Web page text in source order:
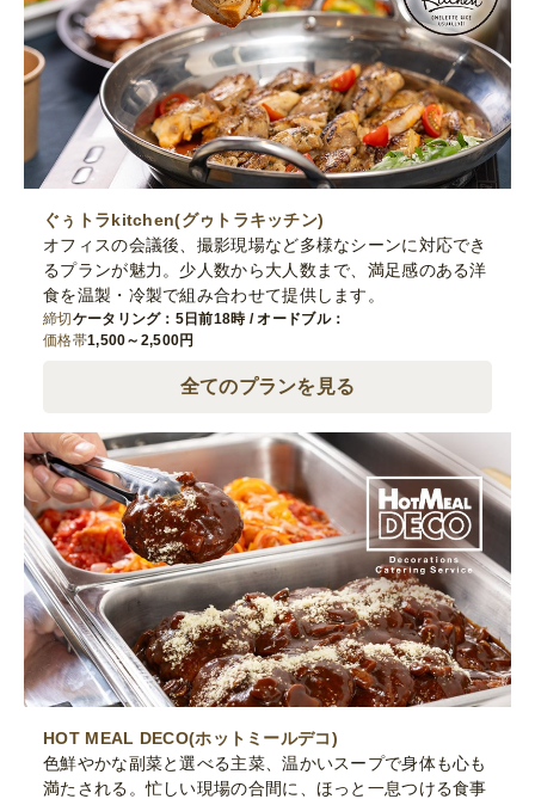
ぐぅトラkitchen(グゥトラキッチン)
オフィスの会議後、撮影現場など多様なシーンに対応でき
るプランが魅力。少人数から大人数まで、満足感のある洋
食を温製・冷製で組み合わせて提供します。
締切ケータリング：5日前18時 / オードブル：
価格帯1,500～2,500円
全てのプランを見る
HOT MEAL DECO(ホットミールデコ)
色鮮やかな副菜と選べる主菜、温かいスープで身体も心も
満たされる。忙しい現場の合間に、ほっと一息つける食事